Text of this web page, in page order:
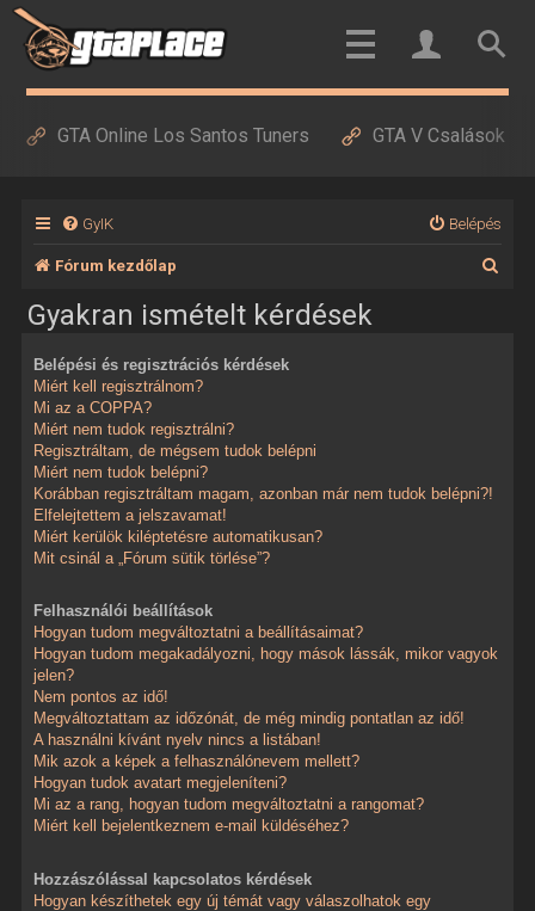
GTA Online Los Santos Tuners GTA V Csalások
GyIK Belépés
Fórum kezdőlap
Gyakran ismételt kérdések
Belépési és regisztrációs kérdések
Miért kell regisztrálnom?
Mi az a COPPA?
Miért nem tudok regisztrálni?
Regisztráltam, de mégsem tudok belépni
Miért nem tudok belépni?
Korábban regisztráltam magam, azonban már nem tudok belépni?!
Elfelejtettem a jelszavamat!
Miért kerülök kiléptetésre automatikusan?
Mit csinál a „Fórum sütik törlése”?
Felhasználói beállítások
Hogyan tudom megváltoztatni a beállításaimat?
Hogyan tudom megakadályozni, hogy mások lássák, mikor vagyok
jelen?
Nem pontos az idő!
Megváltoztattam az időzónát, de még mindig pontatlan az idő!
A használni kívánt nyelv nincs a listában!
Mik azok a képek a felhasználónevem mellett?
Hogyan tudok avatart megjeleníteni?
Mi az a rang, hogyan tudom megváltoztatni a rangomat?
Miért kell bejelentkeznem e-mail küldéséhez?
Hozzászólással kapcsolatos kérdések
Hogyan készíthetek egy új témát vagy válaszolhatok egy